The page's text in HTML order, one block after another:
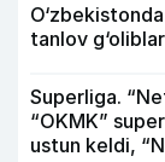
tanlov
Superliga.
“OKMK”
ustun keldi,